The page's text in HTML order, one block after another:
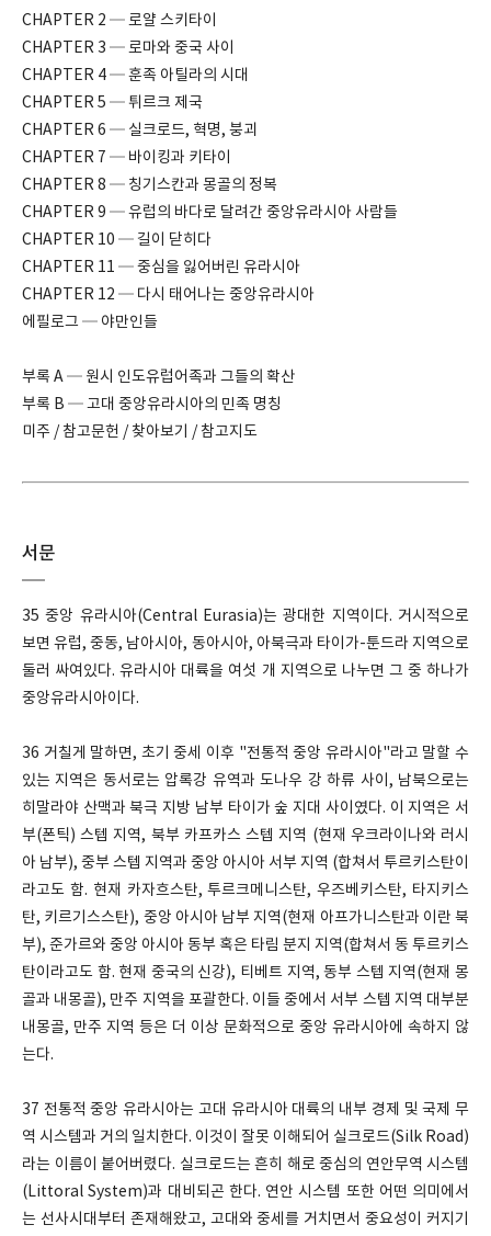
CHAPTER 2 ─ 로얄 스키타이
CHAPTER 3 ─ 로마와 중국 사이
CHAPTER 4 ─ 훈족 아틸라의 시대
CHAPTER 5 ─ 튀르크 제국
CHAPTER 6 ─ 실크로드, 혁명, 붕괴
CHAPTER 7 ─ 바이킹과 키타이
CHAPTER 8 ─ 칭기스칸과 몽골의 정복
CHAPTER 9 ─ 유럽의 바다로 달려간 중앙유라시아 사람들
CHAPTER 10 ─ 길이 닫히다
CHAPTER 11 ─ 중심을 잃어버린 유라시아
CHAPTER 12 ─ 다시 태어나는 중앙유라시아
에필로그 ─ 야만인들
부록 A ─ 원시 인도유럽어족과 그들의 확산
부록 B ─ 고대 중앙유라시아의 민족 명칭
미주 / 참고문헌 / 찾아보기 / 참고지도
서문
35 중앙 유라시아(Central Eurasia)는 광대한 지역이다. 거시적으로
보면 유럽, 중동, 남아시아, 동아시아, 아북극과 타이가-툰드라 지역으로
둘러 싸여있다. 유라시아 대륙을 여섯 개 지역으로 나누면 그 중 하나가
중앙유라시아이다.
36 거칠게 말하면, 초기 중세 이후 "전통적 중앙 유라시아"라고 말할 수
있는 지역은 동서로는 압록강 유역과 도나우 강 하류 사이, 남북으로는
히말라야 산맥과 북극 지방 남부 타이가 숲 지대 사이였다. 이 지역은 서
부(폰틱) 스텝 지역, 북부 카프카스 스텝 지역 (현재 우크라이나와 러시
아 남부), 중부 스텝 지역과 중앙 아시아 서부 지역 (합쳐서 투르키스탄이
라고도 함. 현재 카자흐스탄, 투르크메니스탄, 우즈베키스탄, 타지키스
탄, 키르기스스탄), 중앙 아시아 남부 지역(현재 아프가니스탄과 이란 북
부), 준가르와 중앙 아시아 동부 혹은 타림 분지 지역(합쳐서 동 투르키스
탄이라고도 함. 현재 중국의 신강), 티베트 지역, 동부 스텝 지역(현재 몽
골과 내몽골), 만주 지역을 포괄한다. 이들 중에서 서부 스텝 지역 대부분
내몽골, 만주 지역 등은 더 이상 문화적으로 중앙 유라시아에 속하지 않
는다.
37 전통적 중앙 유라시아는 고대 유라시아 대륙의 내부 경제 및 국제 무
역 시스템과 거의 일치한다. 이것이 잘못 이해되어 실크로드(Silk Road)
라는 이름이 붙어버렸다. 실크로드는 흔히 해로 중심의 연안무역 시스템
(Littoral System)과 대비되곤 한다. 연안 시스템 또한 어떤 의미에서
는 선사시대부터 존재해왔고, 고대와 중세를 거치면서 중요성이 커지기